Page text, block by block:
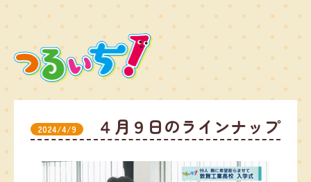
2024/4/9 ４月９日のラインナップ